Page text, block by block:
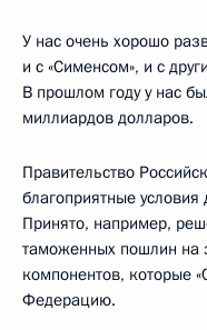
У нас очень хорошо
и с «Сименсом», и с
В прошлом году у нас
миллиардов долларов.
Правительство
благоприятные
Принято, например,
таможенных пошлин на
компонентов, которые
Федерацию.